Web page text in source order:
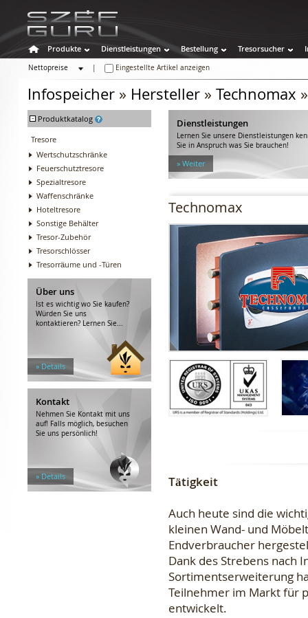
Produkte Dienstleistungen Bestellung Tresorsucher
Nettopreise
Eingestellte Artikel anzeigen
Infospeicher » Hersteller » Technomax
- Produktkatalog
Tresore
Wertschutzschränke
Feuerschutztresore
Spezialtresore
Waffenschränke
Hoteltresore
Sonstige Behälter
Tresor-Zubehör
Tresorschlösser
Tresorräume und -Türen
Über uns
Ist es wichtig wo Sie kaufen?
Würden Sie uns
kontaktieren? Lernen Sie...
» Details
Kontakt
Nehmen Sie Kontakt mit uns
auf! Falls möglich, besuchen
Sie uns persönlich!
» Details
Dienstleistungen
Lernen Sie unsere Dienstleistungen
Sie in Anspruch was Sie brauchen!
» Weiter
Technomax
Tätigkeit
Auch heute sind die
kleinen Wand- und
Endverbraucher
Dank des Strebens nach
Sortimentserweiterung
Teilnehmer im Markt für
entwickelt.